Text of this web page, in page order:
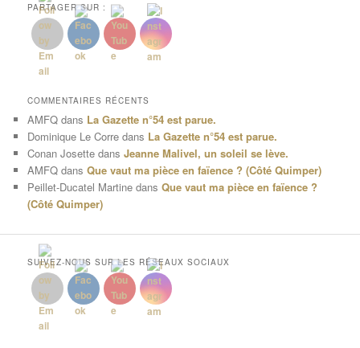
PARTAGER SUR :
COMMENTAIRES RÉCENTS
AMFQ dans La Gazette n°54 est parue.
Dominique Le Corre dans La Gazette n°54 est parue.
Conan Josette dansJeanne Malivel, un soleil se lève.
AMFQ dansQue vaut ma pièce en faïence ? (Côté Quimper)
Peillet-Ducatel Martine dansQue vaut ma pièce en faïence ?
(Côté Quimper)
SUIVEZ-NOUS SUR LES RÉSEAUX SOCIAUX